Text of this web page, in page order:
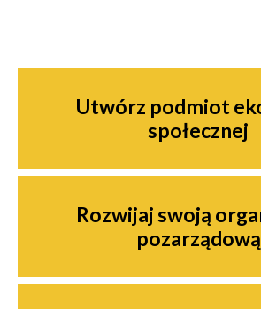
Utwórz podmiot
społecznej
Rozwijaj swoją
pozarządową